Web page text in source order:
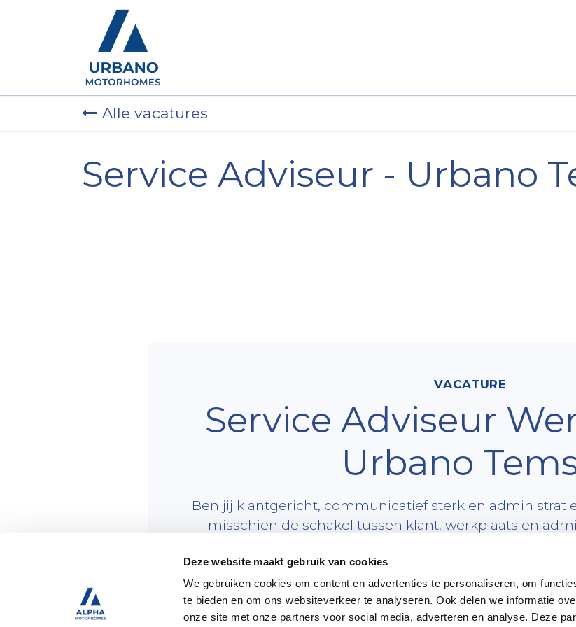
Deze website maakt gebruik van cookies
We gebruiken cookies om content en advertenties te personaliseren, om
te bieden en om ons websiteverkeer te analyseren. Ook delen we informatie
onze site met onze partners voor social media, adverteren en analyse. Deze
Alle vacatures
Service Adviseur - Urbano
VACATURE
Service Adviseur
Urbano
Ben jij klantgericht, communicatief sterk en
misschien de schakel tussen klant, werkplaats en
Voor onze werkplaats bij Urbano Temsezoeken wij een Service